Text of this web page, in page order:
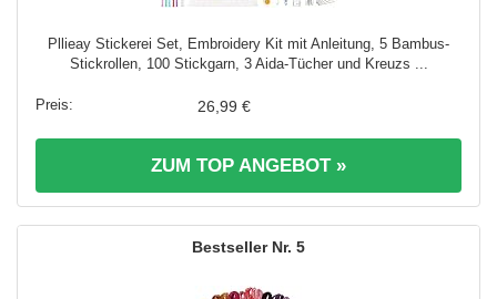
Pllieay Stickerei Set, Embroidery Kit mit Anleitung, 5 Bambus-
Stickrollen, 100 Stickgarn, 3 Aida-Tücher und Kreuzs ...
26,99 €
ZUM TOP ANGEBOT »
5